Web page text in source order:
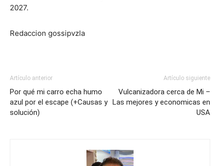
2027.
Redaccion gossipvzla
Artículo anterior
Por qué mi carro echa humo
azul por el escape (+Causas y
solución)
Artículo siguiente
Vulcanizadora cerca de Mi –
Las mejores y economicas en
USA